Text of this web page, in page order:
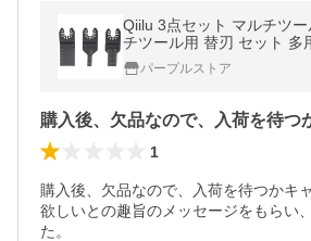
Qiilu 3点セット マルチツ
チツール用 替刃 セット 多
切断 適用 先端工具セット
m/2パープルストア
1
購入後、欠品なので、入荷を待つかキ
欲しいとの趣旨のメッセージをもらい
た。